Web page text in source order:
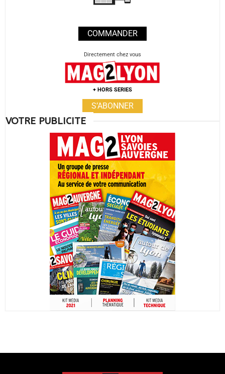
COMMANDER
Directement chez vous
+ HORS SERIES
S’ABONNER
VOTRE PUBLICITE